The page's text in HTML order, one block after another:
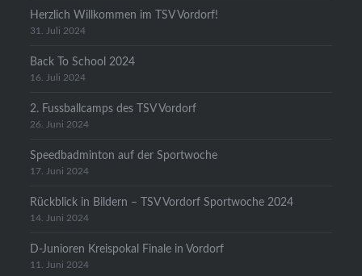
Herzlich Willkommen im TSV Vordorf!
31. Juli 2024
Back To School 2024
16. Juli 2024
2. Fussballcamps des TSV Vordorf
26. Juni 2024
Speedbadminton auf der Sportwoche
17. Juni 2024
Rückblick in Bildern – TSV Vordorf Sportwoche 2024
14. Juni 2024
D-Junioren Kreispokal Finale in Vordorf
11. Juni 2024